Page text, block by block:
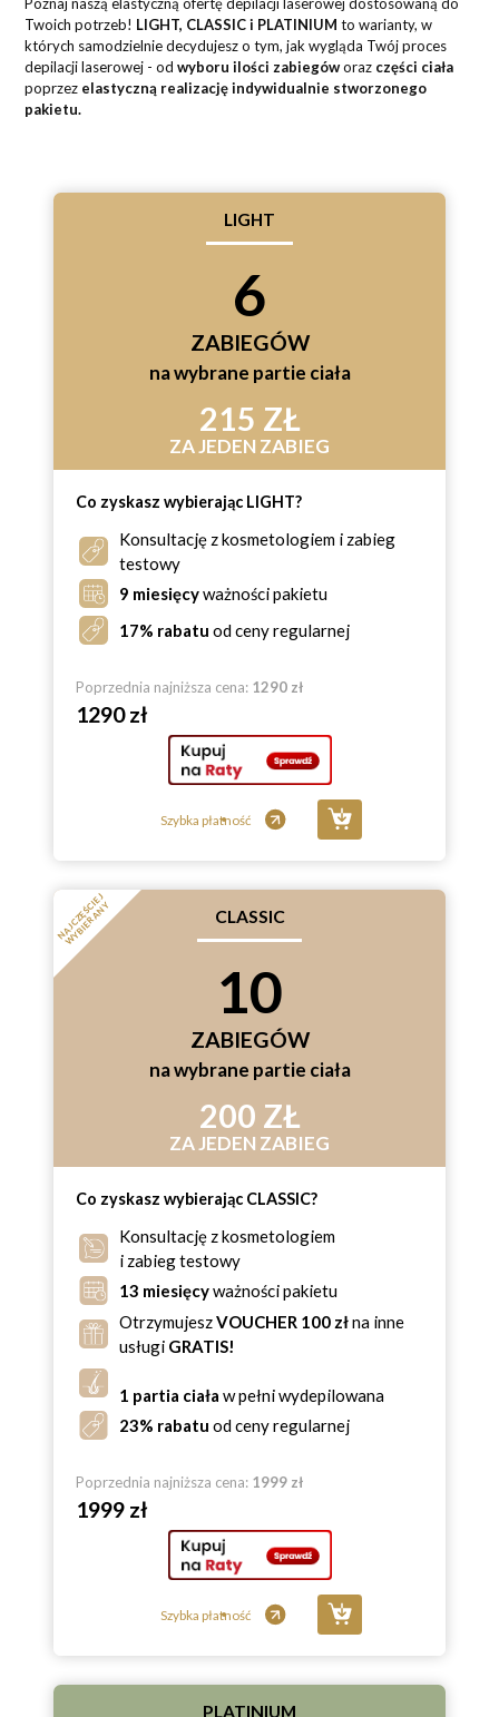
Twoich potrzeb! LIGHT, CLASSIC i PLATINIUM to warianty, w
których samodzielnie decydujesz o tym, jak wygląda Twój proces
depilacji laserowej - odwyboru ilości zabiegóworaz części ciała
poprzez elastyczną realizację indywidualnie stworzonego
pakietu.
LIGHT
6
ZABIEGÓW
na wybrane partie ciała
215 ZŁ
ZA JEDEN ZABIEG
Co zyskasz wybierając LIGHT?
Konsultację z kosmetologiem i zabieg
testowy
9 miesięcyważności pakietu
17% rabatu od ceny regularnej
Poprzednia najniższa cena: 1290 zł
1290 zł
Szybka płatność
N
A
J
C
Z
Ę
Ś
C
I
E
J
W
Y
B
I
E
R
A
N
Y CLASSIC
10
ZABIEGÓW
na wybrane partie ciała
200 ZŁ
ZA JEDEN ZABIEG
Co zyskasz wybierając CLASSIC?
Konsultację z kosmetologiem
i zabieg testowy
13 miesięcyważności pakietu
OtrzymujeszVOUCHER 100 złna inne
usługi GRATIS!
1 partia ciała w pełni wydepilowana
23% rabatu od ceny regularnej
Poprzednia najniższa cena: 1999 zł
1999 zł
Szybka płatność
PLATINIUM